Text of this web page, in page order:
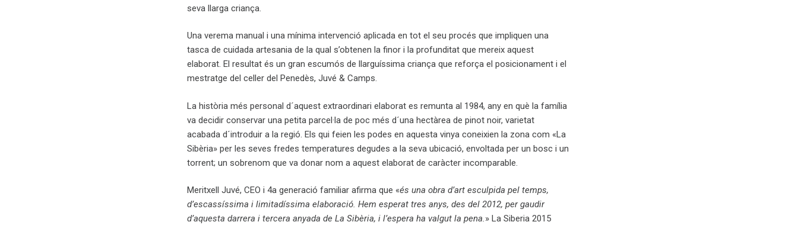
seva llarga criança.
Una verema manual i una mínima intervenció aplicada en tot el seu procés que impliquen una
tasca de cuidada artesania de la qual s’obtenen la finor i la profunditat que mereix aquest
elaborat. El resultat és un gran escumós de llarguíssima criança que reforça el posicionament i el
mestratge del celler del Penedès, Juvé & Camps.
La història més personal d´aquest extraordinari elaborat es remunta al 1984, any en què la família
va decidir conservar una petita parcel·la de poc més d´una hectàrea de pinot noir, varietat
acabada d´introduir a la regió. Els qui feien les podes en aquesta vinya coneixien la zona com «La
Sibèria» per les seves fredes temperatures degudes a la seva ubicació, envoltada per un bosc i un
torrent; un sobrenom que va donar nom a aquest elaborat de caràcter incomparable.
Meritxell Juvé, CEO i 4a generació familiar afirma que «és una obra d’art esculpida pel temps,
d’escassíssima i limitadíssima elaboració. Hem esperat tres anys, des del 2012, per gaudir
d’aquesta darrera i tercera anyada de La Sibèria, i l’espera ha valgut la pena.» La Siberia 2015